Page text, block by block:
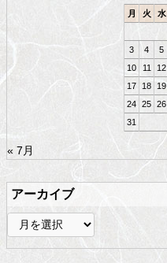
月 火 水
3
4 5
10
11 12
17
18 19
24 25 26
31
« 7月
アーカイブ
ア
ー
カ